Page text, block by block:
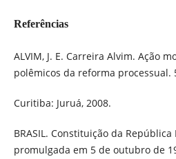
Referências
ALVIM, J. E. Carreira Alvim. Ação
polêmicos da reforma processual.
Curitiba: Juruá, 2008.
BRASIL. Constituição da
promulgada em 5 de outubro de